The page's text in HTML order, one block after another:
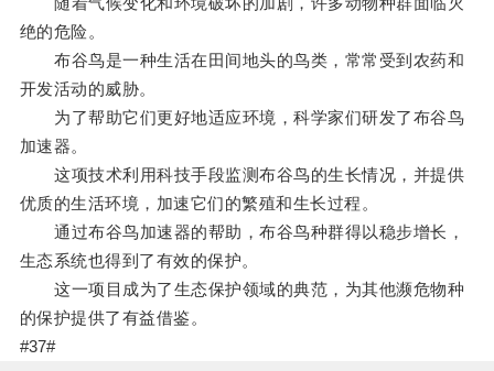
绝的危险。
布谷鸟是一种生活在田间地头的鸟类，常常受到农药和
开发活动的威胁。
为了帮助它们更好地适应环境，科学家们研发了布谷鸟
加速器。
这项技术利用科技手段监测布谷鸟的生长情况，并提供
优质的生活环境，加速它们的繁殖和生长过程。
通过布谷鸟加速器的帮助，布谷鸟种群得以稳步增长，
生态系统也得到了有效的保护。
这一项目成为了生态保护领域的典范，为其他濒危物种
的保护提供了有益借鉴。
#37#